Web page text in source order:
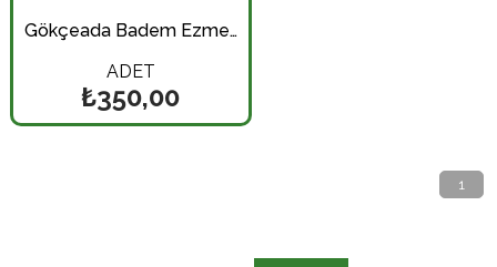
Gökçeada Badem Ezmesi 215 Gr.
ADET
₺350,00
1